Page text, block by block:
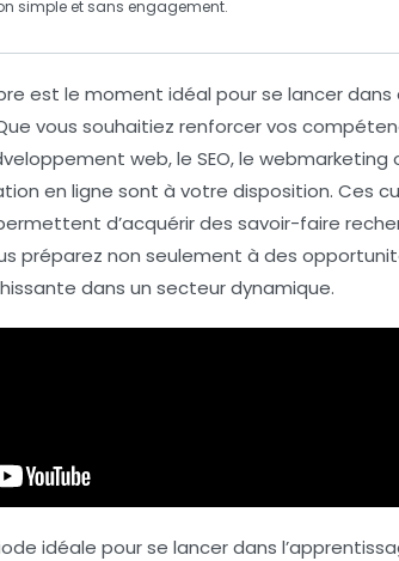
simple et sans engagement.
est le moment idéal pour se lancer
vous souhaitiez renforcer vos
web, le SEO, le webmarketing
en ligne sont à votre disposition. Ces
d’acquérir des savoir-faire
préparez non seulement à des
dans un secteur dynamique.
idéale pour se lancer dans